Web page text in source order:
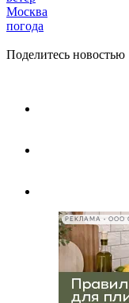
Москва
погода
Поделитесь новостью